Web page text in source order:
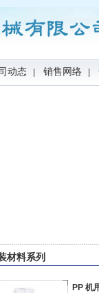
动态 |销售网络 |
材料系列
PP 机